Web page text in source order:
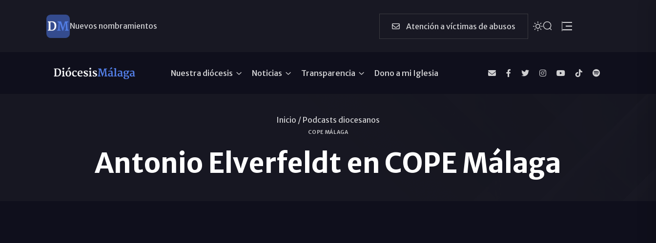
Nuevos nombramientos Atención a víctimas de abusos
Nuestra diócesis Noticias Transparencia Dono a mi Iglesia
Inicio / Podcasts diocesanos
COPE MÁLAGA
Antonio Elverfeldt en COPE Málaga